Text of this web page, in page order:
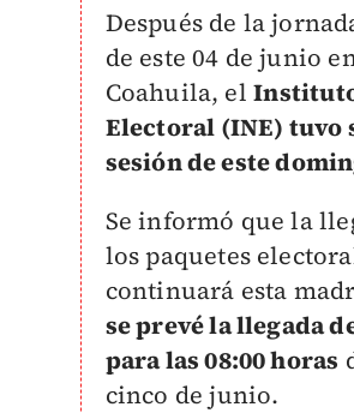
Después de la
de este 04 de junio
Coahuila, el
Electoral (INE) tuvo
sesión de este
Se informó que la
los paquetes
continuará esta
se prevé la llegada
para las 08:00 horas
cinco de junio.